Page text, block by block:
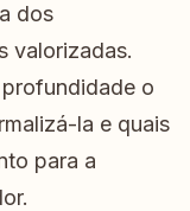
dos
valorizadas.
o
la e quais
para a